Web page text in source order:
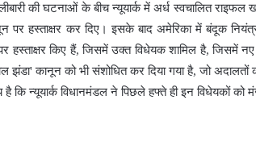
की घटनाओं के बीच न्यूयार्क में अर्ध स्वचालित
पर हस्ताक्षर कर दिए। इसके बाद अमेरिका में बंदूक
पर हस्ताक्षर किए हैं, जिसमें उक्त विधेयक शामिल है, जिसमें
झंडा' कानून को भी संशोधित कर दिया गया है, जो
न्यूयार्क विधानमंडल ने पिछले हफ्ते ही इन विधेयकों को